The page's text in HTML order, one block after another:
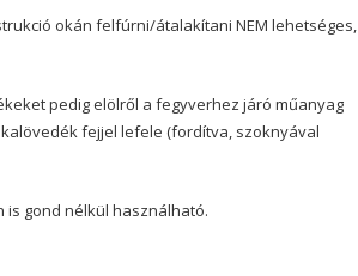
okán felfúrni/átalakítani NEM lehetséges,
pedig elölről a fegyverhez járó műanyag
fejjel lefele (fordítva, szoknyával
is gond nélkül használható.